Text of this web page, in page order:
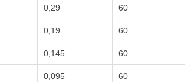
0,29 60
0,19 60
0,145 60
0,095 60